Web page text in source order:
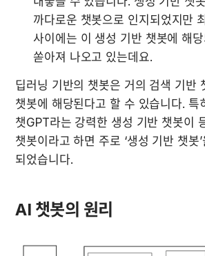
까다로운 챗봇으로 인지되었지만
사이에는 이 생성 기반 챗봇에 해당
쏟아져 나오고 있는데요.
딥러닝 기반의 챗봇은 거의 검색 기반
챗봇에 해당된다고 할 수 있습니다. 특
챗GPT라는 강력한 생성 기반 챗봇이
챗봇이라고 하면 주로 ‘생성 기반 챗봇’
되었습니다.
AI 챗봇의 원리